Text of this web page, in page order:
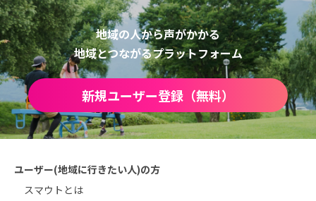
地域の人から声がかかる
地域とつながるプラットフォーム
新規ユーザー登録（無料）
ユーザー(地域に行きたい人)の方
スマウトとは